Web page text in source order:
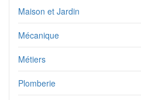
Maison et Jardin
Mécanique
Métiers
Plomberie